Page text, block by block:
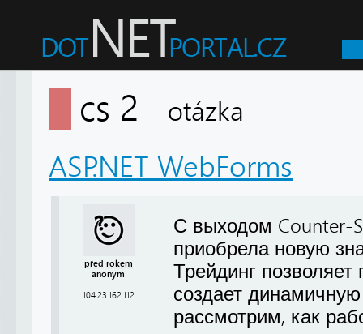
cs 2 otázka
ASP.NET WebForms
před rokem
anonym
104.23.162.112
С выходом Counter-
приобрела новую
Трейдинг
создает
рассмотрим, как